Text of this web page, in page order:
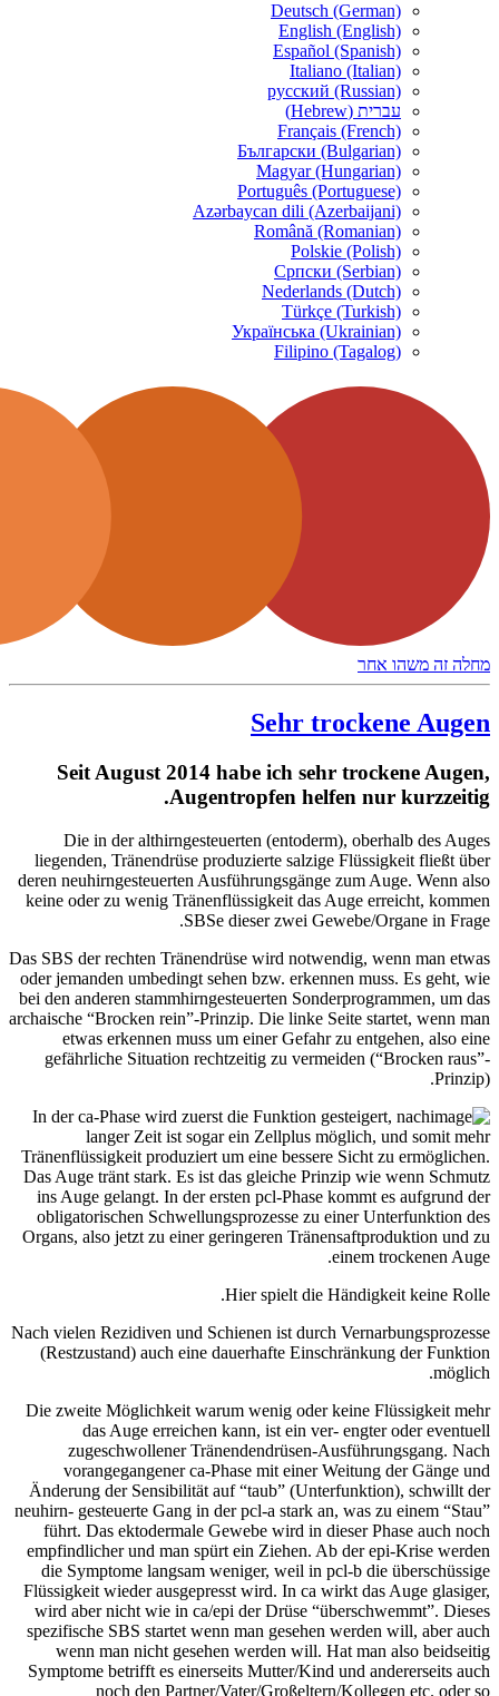
Seit August
Die in der
liegenden,
deren
keine oder zu wenig
Das SBS der rechten
oder jemanden
bei den anderen
archaische “Brocken
etwas
gefährliche
In der ca-Phase
langer Zeit
Tränenflüssigkeit
Das Auge tränt
ins Auge gelangt.
obligatorischen
Organs, also jetzt zu
Nach vielen Rezidiven
(Restzustand)
Die zweite
das Auge
Änderung der
neuhirn- gesteuerte
führt. Das
empfindlicher und
die Symptome
Flüssigkeit wieder
wird aber nicht wie
spezifische SBS
wenn man nicht
Symptome betrifft
noch den